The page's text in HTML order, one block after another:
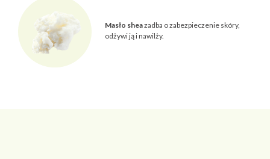
Masło sheazadba o zabezpieczenie skóry,
odżywi ją i nawilży.